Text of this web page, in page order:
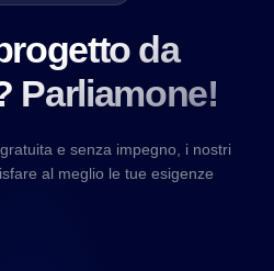
da
Parliamone!
e senza impegno, i nostri
al meglio le tue esigenze